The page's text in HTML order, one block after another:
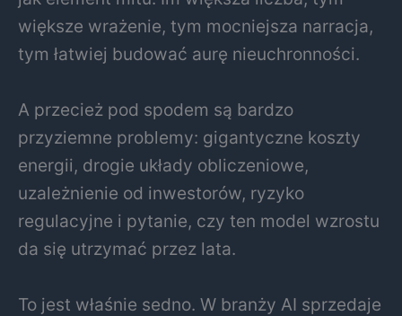
większe wrażenie, tym mocniejsza narracja,
tym łatwiej budować aurę nieuchronności.
A przecież pod spodem są bardzo
przyziemne problemy: gigantyczne koszty
energii, drogie układy obliczeniowe,
uzależnienie od inwestorów, ryzyko
regulacyjne i pytanie, czy ten model wzrostu
da się utrzymać przez lata.
To jest właśnie sedno. W branży AI sprzedaje